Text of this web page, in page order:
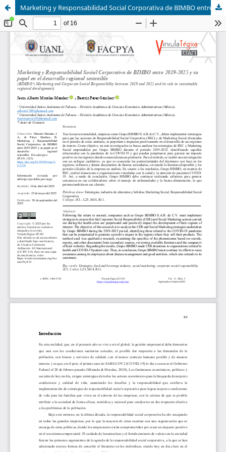
Marketing y Responsabilidad Social Corporativa de BIMBO entre 2019-2025 y su papel en el desarrollo regional sostenible